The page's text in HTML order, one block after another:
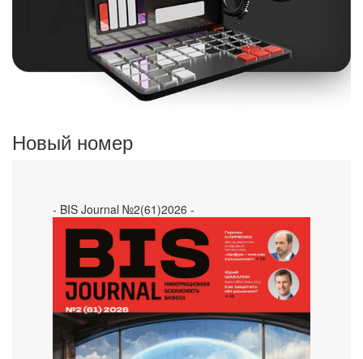
Новый номер
- BIS Journal №2(61)2026 -